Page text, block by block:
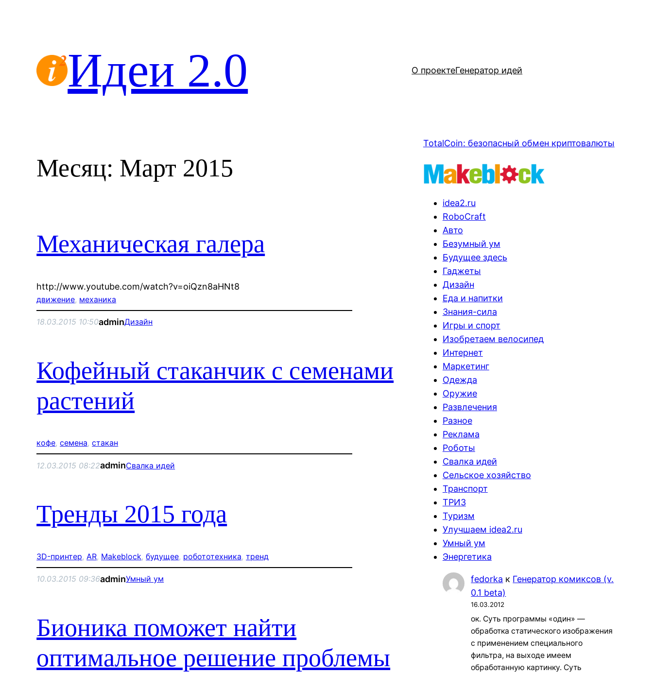
Идеи 2.0 О проектеГенератор идей
Месяц: Март 2015
Механическая галера
http://www.youtube.com/watch?v=oiQzn8aHNt8
движение, механика
18.03.2015 10:50adminДизайн
Кофейный стаканчик с семенами
растений
кофе, семена, стакан
12.03.2015 08:22adminСвалка идей
Тренды 2015 года
3D-принтер, AR, Makeblock, будущее, робототехника, тренд
10.03.2015 09:36adminУмный ум
Бионика поможет найти
оптимальное решение проблемы
TotalCoin: безопасный обмен криптовалюты
idea2.ru
RoboCraft
Авто
Безумный ум
Будущее здесь
Гаджеты
Дизайн
Еда и напитки
Знания-сила
Игры и спорт
Изобретаем велосипед
Интернет
Маркетинг
Одежда
Оружие
Развлечения
Разное
Реклама
Роботы
Свалка идей
Сельское хозяйство
Транспорт
ТРИЗ
Туризм
Улучшаем idea2.ru
Умный ум
Энергетика
fedorka к Генератор комиксов (v.
0.1 beta)
16.03.2012
ок. Суть программы «один» —
обработка статического изображения
с применением специального
фильтра, на выходе имеем
обработанную картинку. Суть